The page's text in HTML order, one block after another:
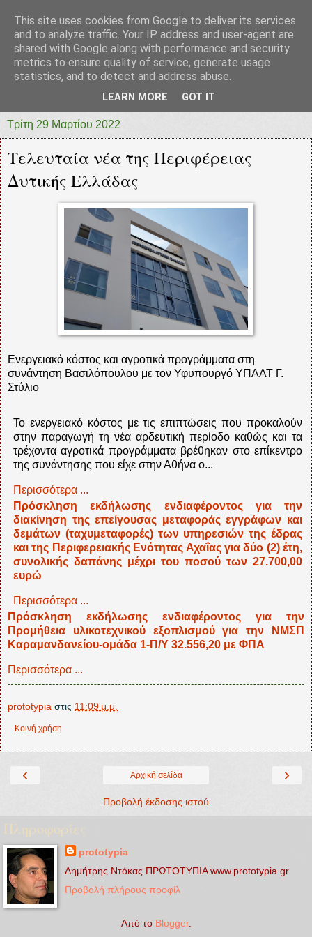
prototypia
"ΠΡΩΤΟΤΥΠΙΑ" * ΑΝΕΞΑΡΤΗΤΗ-ΗΛΕΚΤΡΟΝΙΚΗ-
Τρίτη 29 Μαρτίου 2022
Τελευταία νέα της Περιφέρειας
Δυτικής Ελλάδας
Ενεργειακό κόστος και αγροτικά προγράμματα στη
συνάντηση Βασιλόπουλου με τον Υφυπουργό ΥΠΑΑΤ Γ.
Στύλιο
Το ενεργειακό κόστος με τις επιπτώσεις που προκαλούν
στην παραγωγή τη νέα αρδευτική περίοδο καθώς και τα
τρέχοντα αγροτικά προγράμματα βρέθηκαν στο επίκεντρο
της συνάντησης που είχε στην Αθήνα ο...
Περισσότερα ...
Πρόσκληση εκδήλωσης ενδιαφέροντος για την
διακίνηση της επείγουσας μεταφοράς εγγράφων και
δεμάτων (ταχυμεταφορές) των υπηρεσιών της έδρας
και της Περιφερειακής Ενότητας Αχαΐας για δύο (2) έτη,
συνολικής δαπάνης μέχρι του ποσού των 27.700,00
ευρώ
Περισσότερα ...
Πρόσκληση εκδήλωσης ενδιαφέροντος για την
Προμήθεια υλικοτεχνικού εξοπλισμού για την ΝΜΣΠ
Καραμανδανείου-ομάδα 1-Π/Υ 32.556,20 με ΦΠΑ
Περισσότερα ...
prototypia στις 11:09 μ.μ.
Κοινή χρήση
‹ ›
Αρχική σελίδα
Προβολή έκδοσης ιστού
Πληροφορίες
prototypia
Δημήτρης Ντόκας ΠΡΩΤΟΤΥΠΙΑ www.prototypia.gr
Προβολή πλήρους προφίλ
Από το Blogger.
This site uses cookies from Google to deliver its services
and to analyze traffic. Your IP address and user-agent are
shared with Google along with performance and security
metrics to ensure quality of service, generate usage
statistics, and to detect and address abuse.
LEARN MORE GOT IT